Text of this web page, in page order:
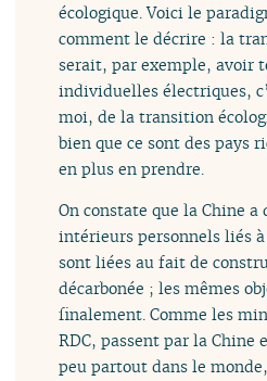
écologique. Voici le
comment le décrire : la
serait, par exemple, avoir
individuelles électriques,
moi, de la transition
bien que ce sont des pays
en plus en prendre.
On constate que la Chine a
intérieurs personnels liés
sont liées au fait de
décarbonée ; les mêmes
finalement. Comme les
RDC, passent par la Chine
peu partout dans le